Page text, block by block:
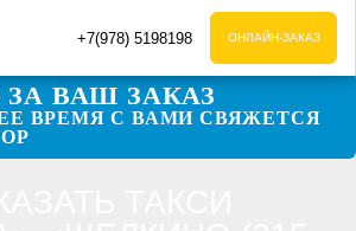
+7(978) 5198198 ОНЛАЙН-ЗАКАЗ
ВАШ ЗАКАЗ
ВРЕМЯ С ВАМИ СВЯЖЕТСЯ
на обработку персональных данных